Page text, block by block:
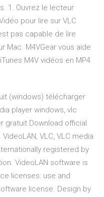
1. Ouvrez le lecteur
pour lire sur VLC
pas capable de lire
Mac. M4VGear vous aide
M4V vidéos en MP4
(windows) télécharger
player windows, vlc
gratuit Download official
VLC, VLC media
registered by
VideoLAN software is
licenses: use and
license. Design by